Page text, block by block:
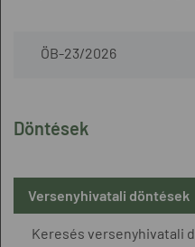
Döntések
Versenyhivatali döntések
Keresés versenyhivatali
ÖB-23/2026